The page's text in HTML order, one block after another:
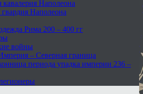
Наполеона
Наполеона
Рима 200 – 400 гг
войны
– Северная граница
периода упадка империи 236 –